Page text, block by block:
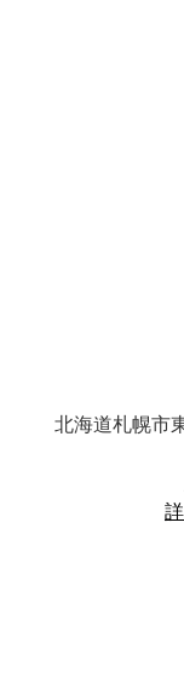
北海道札幌市